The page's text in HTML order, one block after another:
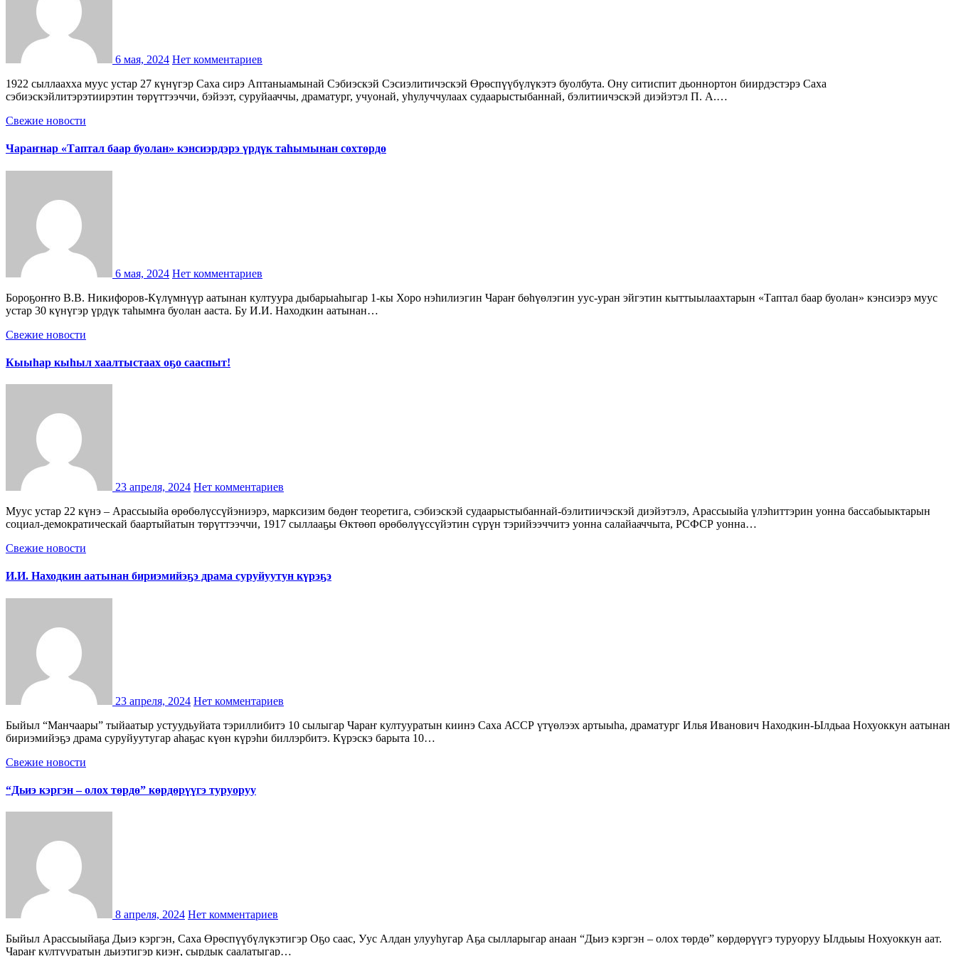
6 мая, 2024 Нет комментариев
1922 сыллаахха муус устар 27 күнүгэр Саха сирэ Аптаныамынай Сэбиэскэй Сэсиэлитичэскэй Өрөспүүбүлүкэтэ буолбута. Ону ситиспит дьоннортон биирдэстэрэ Саха
сэбиэскэйлитэрэтиирэтин төрүттээччи, бэйээт, суруйааччы, драматург, учуонай, уһулуччулаах судаарыстыбаннай, бэлитиичэскэй диэйэтэл П. А.…
Свежие новости
Чараҥнар «Таптал баар буолан» кэнсиэрдэрэ үрдүк таһымынан сөхтөрдө
6 мая, 2024 Нет комментариев
Бороҕоҥҥо В.В. Никифоров-Күлүмнүүр аатынан култуура дыбарыаһыгар 1-кы Хоро нэһилиэгин Чараҥ бөһүөлэгин уус-уран эйгэтин кыттыылаахтарын «Таптал баар буолан» кэнсиэрэ муус
устар 30 күнүгэр үрдүк таһымҥа буолан ааста. Бу И.И. Находкин аатынан…
Свежие новости
Кыыһар кыһыл хаалтыстаах оҕо сааспыт!
23 апреля, 2024 Нет комментариев
Муус устар 22 күнэ – Арассыыйа өрөбөлүссүйэниэрэ, марксизим бөдөҥ теоретига, сэбиэскэй судаарыстыбаннай-бэлитиичэскэй диэйэтэлэ, Арассыыйа үлэһиттэрин уонна бассабыыктарын
социал-демократическай баартыйатын төрүттээччи, 1917 сыллааҕы Өктөөп өрөбөлүүссүйэтин сүрүн тэрийээччитэ уонна салайааччыта, РСФСР уонна…
Свежие новости
И.И. Находкин аатынан бириэмийэҕэ драма суруйуутун күрэҕэ
23 апреля, 2024 Нет комментариев
Быйыл “Манчаары” тыйаатыр устуудьуйата тэриллибитэ 10 сылыгар Чараҥ култууратын киинэ Саха АССР үтүөлээх артыыһа, драматург Илья Иванович Находкин-Ылдьаа Нохуоккун аатынан
бириэмийэҕэ драма суруйуутугар аһаҕас күөн күрэһи биллэрбитэ. Күрэскэ барыта 10…
Свежие новости
“Дьиэ кэргэн – олох төрдө” көрдөрүүгэ туруоруу
8 апреля, 2024 Нет комментариев
Быйыл Арассыыйаҕа Дьиэ кэргэн, Саха Өрөспүүбүлүкэтигэр Оҕо саас, Уус Алдан улууһугар Аҕа сылларыгар анаан “Дьиэ кэргэн – олох төрдө” көрдөрүүгэ туруоруу Ылдьыы Нохуоккун аат.
Чараҥ култууратын дьиэтигэр киэҥ, сырдык саалатыгар…